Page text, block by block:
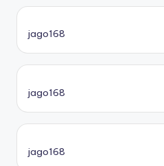
jago168
jago168
jago168